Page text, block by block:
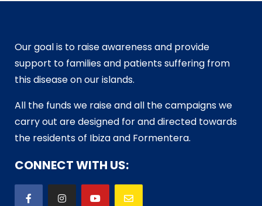
Our goal is to raise awareness and provide
support to families and patients suffering from
this disease on our islands.
All the funds we raise and all the campaigns we
carry out are designed for and directed towards
the residents of Ibiza and Formentera.
CONNECT WITH US: